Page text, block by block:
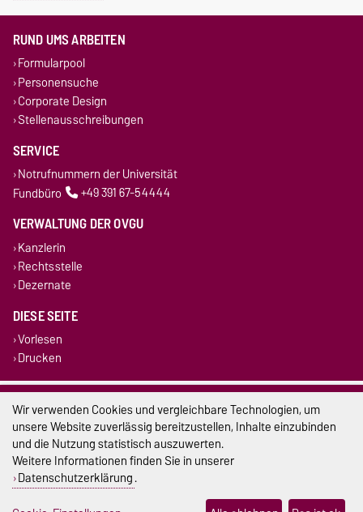
RUND UMS ARBEITEN
Formularpool
Personensuche
Corporate Design
Stellenausschreibungen
SERVICE
Notrufnummern der Universität
Fundbüro
+49 391 67-54444
VERWALTUNG DER OVGU
Kanzlerin
Rechtsstelle
Dezernate
DIESE SEITE
Vorlesen
Drucken
Impressum
Datenschutz
Barrierefreiheit
Cookie-Einstellungen
Wir verwenden Cookies und vergleichbare Technologien, um
unsere Website zuverlässig bereitzustellen, Inhalte einzubinden
und die Nutzung statistisch auszuwerten.
Weitere Informationen finden Sie in unserer
Datenschutzerklärung.